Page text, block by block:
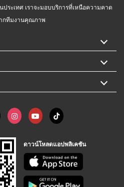
ระเทศ เราจะมอบบริการที่เหนือความคาด
กทีมงานคุณภาพ
ดาวน์โหลดแอปพลิเคชัน